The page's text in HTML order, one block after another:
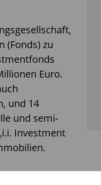
(Fonds) zu
Euro.
und 14
und semi-
i.i. Investment